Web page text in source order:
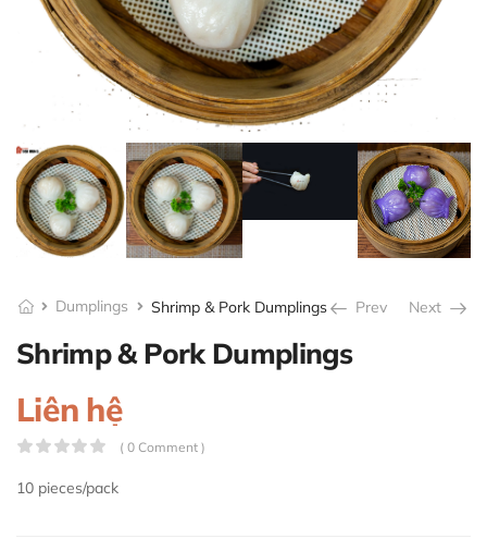
Dumplings Shrimp & Pork Dumplings Prev Next
Shrimp & Pork Dumplings
Liên hệ
( 0 Comment )
10 pieces/pack